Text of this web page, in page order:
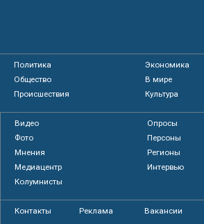
Политика
Экономика
Общество
В мире
Происшествия
Культура
Видео
Опросы
Фото
Персоны
Мнения
Регионы
Медиацентр
Интервью
Колумнисты
Контакты Реклама Вакансии